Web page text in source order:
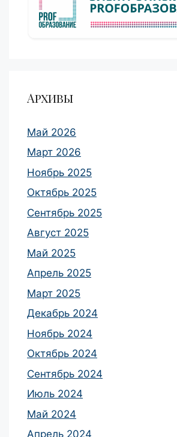
Архивы
Май 2026
Март 2026
Ноябрь 2025
Октябрь 2025
Сентябрь 2025
Август 2025
Май 2025
Апрель 2025
Март 2025
Декабрь 2024
Ноябрь 2024
Октябрь 2024
Сентябрь 2024
Июль 2024
Май 2024
Апрель 2024